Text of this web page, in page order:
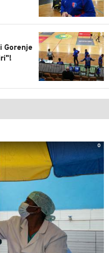
3
Gorenje
0